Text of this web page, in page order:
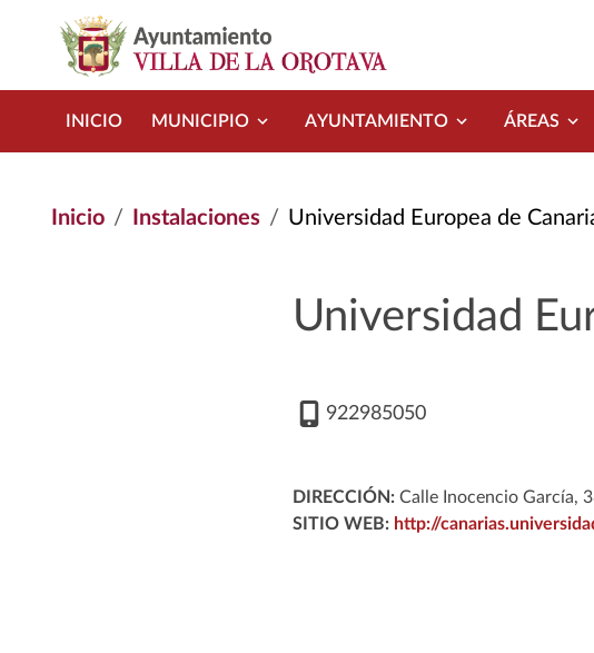
INICIO MUNICIPIO AYUNTAMIENTO ÁREAS
Inicio Instalaciones Universidad Europea de
Universidad
922985050
DIRECCIÓN: Calle Inocencio García,
SITIO WEB: http://